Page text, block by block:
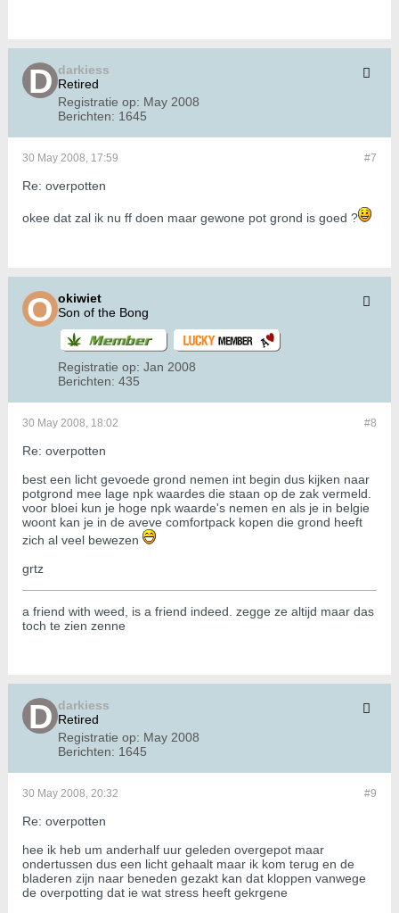
darkiess
Retired
Registratie op: May 2008
Berichten: 1645
#7
30 May 2008, 17:59
Re: overpotten
okee dat zal ik nu ff doen maar gewone pot grond is goed ?
okiwiet
Son of the Bong
Registratie op: Jan 2008
Berichten: 435
#8
30 May 2008, 18:02
Re: overpotten
best een licht gevoede grond nemen int begin dus kijken naar
potgrond mee lage npk waardes die staan op de zak vermeld.
voor bloei kun je hoge npk waarde's nemen en als je in belgie
woont kan je in de aveve comfortpack kopen die grond heeft
zich al veel bewezen
grtz
a friend with weed, is a friend indeed. zegge ze altijd maar das
toch te zien zenne
darkiess
Retired
Registratie op: May 2008
Berichten: 1645
#9
30 May 2008, 20:32
Re: overpotten
hee ik heb um anderhalf uur geleden overgepot maar
ondertussen dus een licht gehaalt maar ik kom terug en de
bladeren zijn naar beneden gezakt kan dat kloppen vanwege
de overpotting dat ie wat stress heeft gekrgene